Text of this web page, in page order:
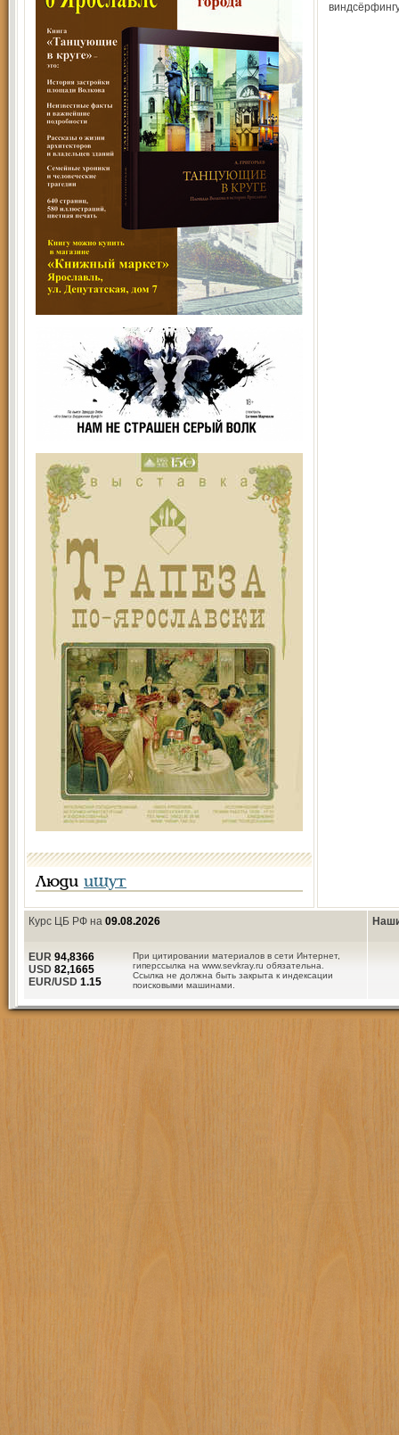
Люди ищут
Курс ЦБ РФ на 09.08.2026
При цитировании материалов в сети Интернет,
гиперссылка на www.sevkray.ru обязательна.
Ссылка не должна быть закрыта к индексации
поисковыми машинами.
EUR 94,8366
USD 82,1665
EUR/USD 1.15